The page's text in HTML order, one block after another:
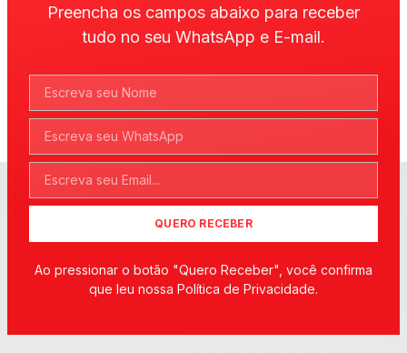
Preencha os campos abaixo para receber
tudo no seu WhatsApp e E-mail.
QUERO RECEBER
Ao pressionar o botão "Quero Receber", você confirma
que leu nossa Política de Privacidade.